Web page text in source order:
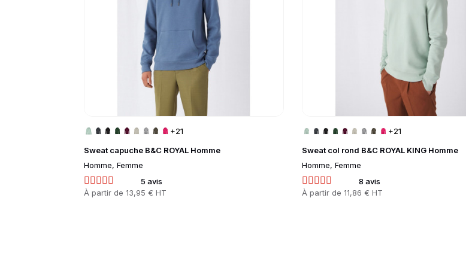
Sweat capuche B&C ROYAL Homme
Homme, Femme
5 avis
Prix
À partir de 13,95 € HT
+21
Sweat col rond B&C ROYAL KING Homme
Homme, Femme
8 avis
Prix
À partir de11,86 € HT
+21